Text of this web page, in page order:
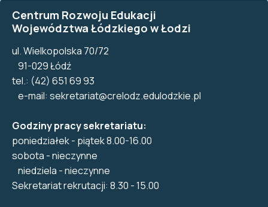
Centrum Rozwoju Edukacji
Województwa Łódzkiego w Łodzi
ul. Wielkopolska 70/72
91-029 Łódź
tel.: (42) 651 69 93
e-mail: sekretariat@crelodz.edulodzkie.pl
Godziny pracy sekretariatu:
poniedziałek - piątek 8.00-16.00
sobota - nieczynne
niedziela - nieczynne
Sekretariat rekrutacji: 8.30 - 15.00